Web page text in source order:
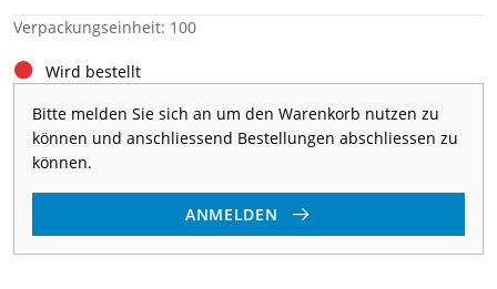
Verpackungseinheit: 100
Wird bestellt
Bitte melden Sie sich an um den Warenkorb nutzen zu
können und anschliessend Bestellungen abschliessen zu
können.
ANMELDEN